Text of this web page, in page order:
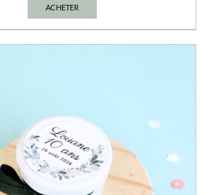
ACHETER
Ce
choisies
sur
la
page
du